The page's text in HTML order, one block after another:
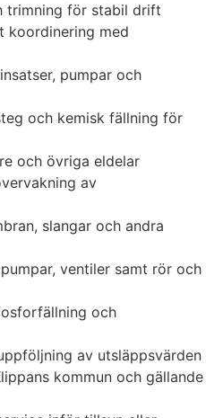
trimning för stabil drift
koordinering med
pumpar och
och kemisk fällning för
och övriga eldelar
av
slangar och andra
ventiler samt rör och
och
av utsläppsvärden
kommun och gällande